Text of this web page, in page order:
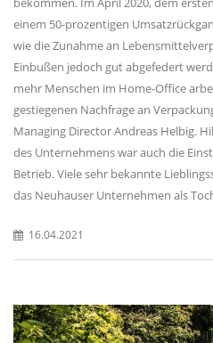
einem 50-prozentigen
wie die Zunahme an
Einbußen jedoch gut abgefedert
mehr Menschen im Home-Office
gestiegenen Nachfrage an
Managing Director Andreas Helbig.
des Unternehmens war auch die
Betrieb. Viele sehr bekannte
das Neuhauser Unternehmen als
16.04.2021